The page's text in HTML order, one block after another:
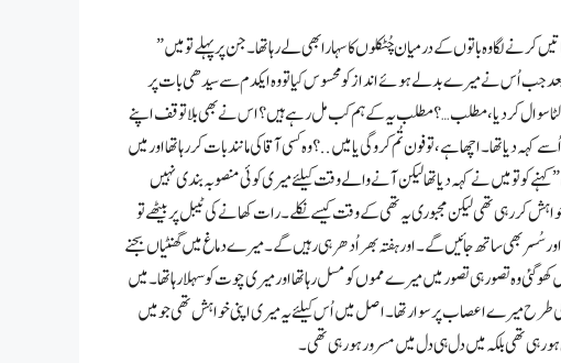
” میرے روکھے پن کو اُس نے بھی شائید بھانپ لیا تھا، اسی لیئے وہ ادھر اُدھر کی باتیں کرنے لگا وہ باتوں کے درمیان چُٹکلوں کا سہارا بھی لے رہا تھا۔ جن پر پہلے تو میں
بعد جب اُس نے میرے بدلے ہوئے انداز کو محسوس کیا تو وہ ایکدم سے سیدھی بات پر
سوال کر دیا، مطلب…؟ مطلب یہ کے ہم کب مل رہے ہیں ؟ اس نے بھی بلا توقف اپنے
دیا تھا۔اچھا ہے، تو فون تُم کرو گی یا میں..؟ وہ کسی آقا کی مانند بات کر رہا تھا اور میں
کو تو میں نے کہہ دیا تھا لیکن آنے والے وقت کیلئے میری کوئی منصوبہ بندی نہیں
کر رہی تھی لیکن مجبوری یہ تھی کے وقت کیسے نکلے۔ رات کھانے کی ٹیبل پر بیٹھے تو
سُسر بھی ساتھ جائیں گے۔ اور ہفتہ بھر اُدھر ہی رہیں گے۔ میرے دماغ میں گھنٹیاں بجنے
وہ تصور ہی تصور میں میرے مموں کو مسل رہا تھا اور میری چوت کو سہلا رہا تھا۔ میں
طرح میرے اعصاب پر سوار تھا۔ اصل میں اُس کیلئے یہ میری اپنی خواہش تھی جو میں
رہی تھی بلکہ میں دل ہی دل میں مسرور ہو رہی تھی۔